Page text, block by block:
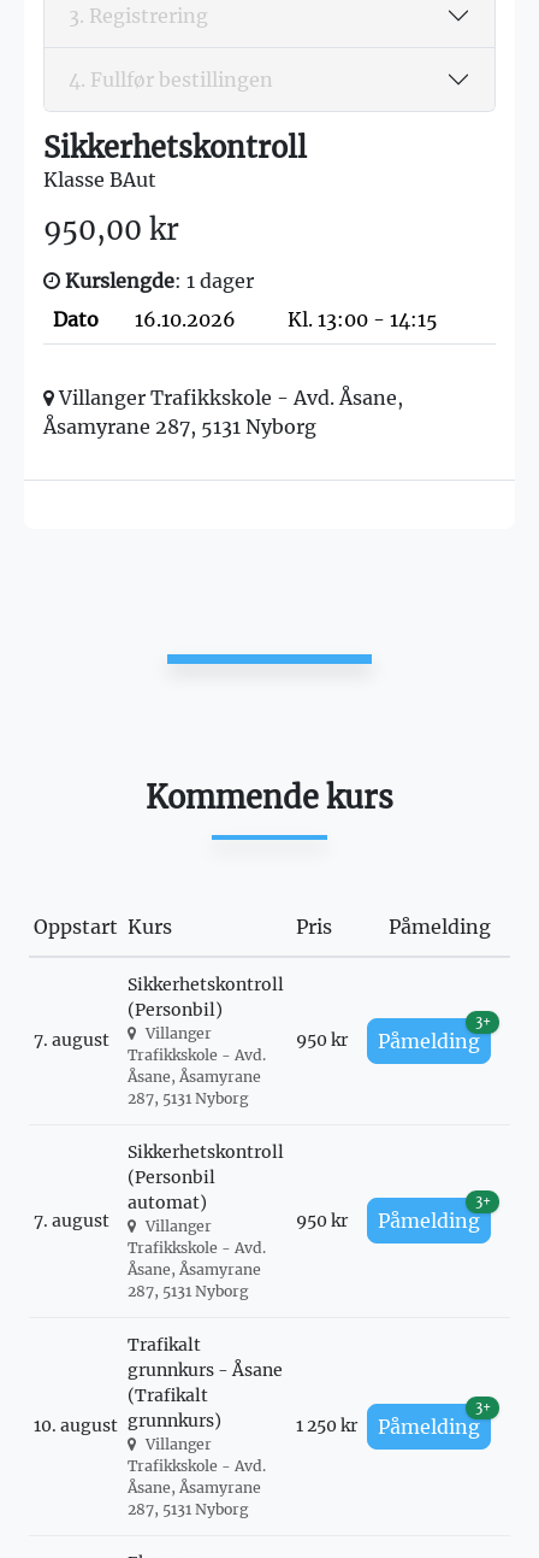
3. Registrering
4. Fullfør bestillingen
Sikkerhetskontroll
Klasse BAut
950,00 kr
Kurslengde: 1 dager
Dato
16.10.2026 Kl. 13:00 - 14:15
Villanger Trafikkskole - Avd. Åsane,
Åsamyrane 287, 5131 Nyborg
Kommende kurs
Oppstart Kurs Pris Påmelding
7. august
Sikkerhetskontroll
(Personbil)
Villanger
Trafikkskole - Avd.
Åsane, Åsamyrane
287, 5131 Nyborg
950 kr Påmelding
3+
7. august
Sikkerhetskontroll
(Personbil
automat)
Villanger
Trafikkskole - Avd.
Åsane, Åsamyrane
287, 5131 Nyborg
950 kr Påmelding
3+
10. august
Trafikalt
grunnkurs - Åsane
(Trafikalt
grunnkurs)
Villanger
Trafikkskole - Avd.
Åsane, Åsamyrane
287, 5131 Nyborg
1 250 kr Påmelding
3+